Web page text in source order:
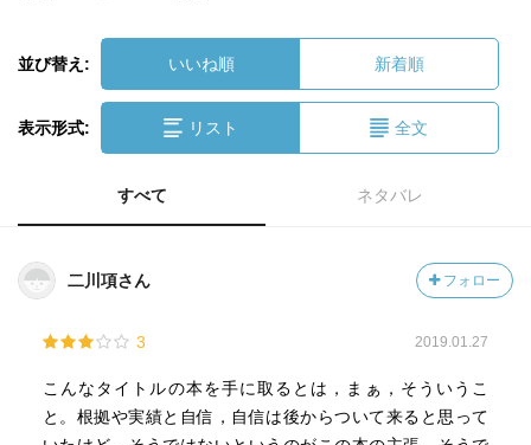
並び替え: いいね順 新着順
表示形式: リスト 全文
すべて ネタバレ
二川項さん フォロー
3 2019.01.27
こんなタイトルの本を手に取るとは，まぁ，そういうこ
と。根拠や実績と自信，自信は後からついて来ると思って